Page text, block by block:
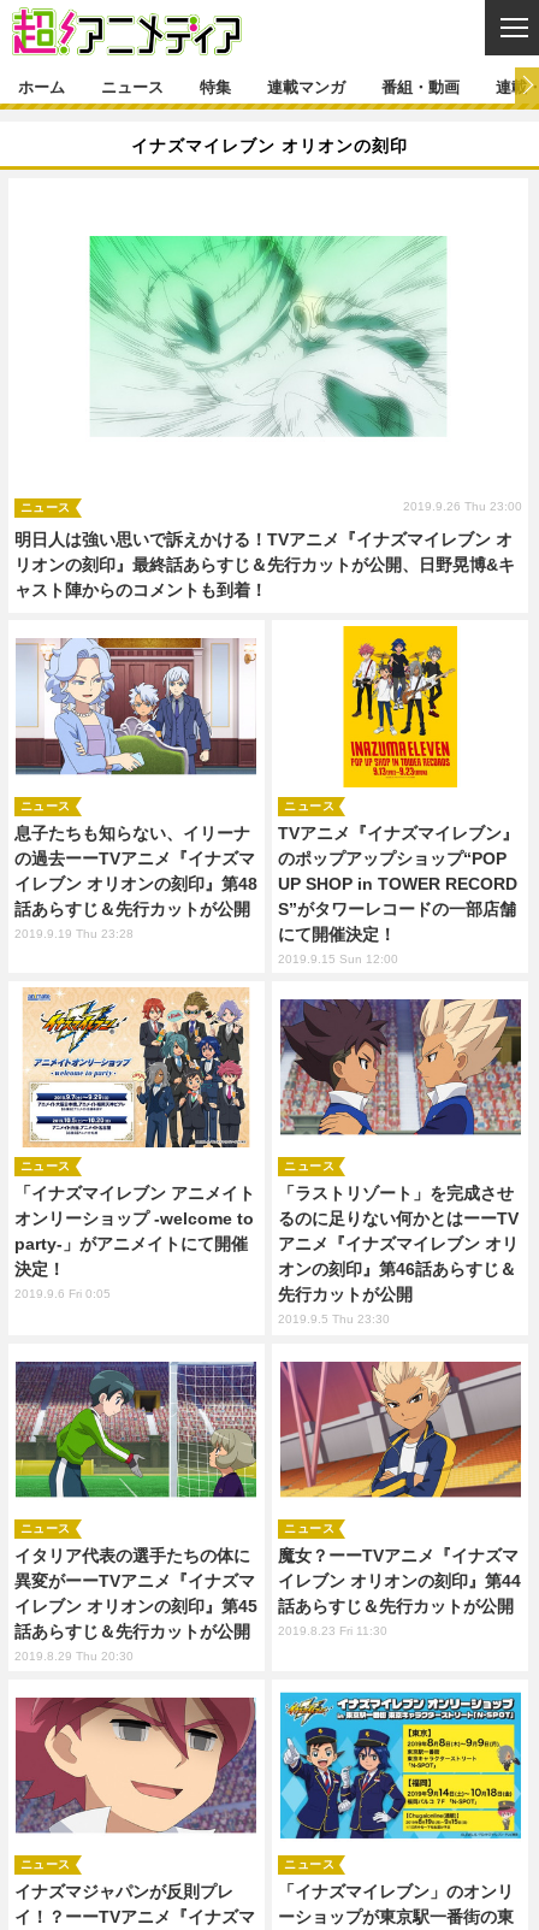
ゲーム・アプリ マンガ
映画 音楽
グッズ イベント
コスプレ
舞台 新帝スタ
特集一覧 カバー
インタビュー レポート
ラキりす
連載マンガ
連載マンガ一覧 連載一覧
番組・動画
番組・動画一覧 ラジオ
動画
連載・ブログ
連載・ブログ一覧 コラム
編集部ブログ・お知らせ
ホーム ニュース 特集 連載マンガ 番組・動画 連載
イナズマイレブン オリオンの刻印
明日人は強い思いで訴えかける！TVアニメ『イナズマイレブン オ
リオンの刻印』最終話あらすじ＆先行カットが公開、日野晃博&キ
ャスト陣からのコメントも到着！
ニュース 2019.9.26 Thu 23:00
息子たちも知らない、イリーナ
の過去ーーTVアニメ『イナズマ
イレブン オリオンの刻印』第48
話あらすじ＆先行カットが公開
ニュース
2019.9.19 Thu 23:28
TVアニメ『イナズマイレブン』
のポップアップショップ“POP
UP SHOP in TOWER RECORD
S”がタワーレコードの一部店舗
にて開催決定！
ニュース
2019.9.15 Sun 12:00
「イナズマイレブン アニメイト
オンリーショップ -welcome to
party-」がアニメイトにて開催
決定！
ニュース
2019.9.6 Fri 0:05
「ラストリゾート」を完成させ
るのに足りない何かとはーーTV
アニメ『イナズマイレブン オリ
オンの刻印』第46話あらすじ＆
先行カットが公開
ニュース
2019.9.5 Thu 23:30
イタリア代表の選手たちの体に
異変がーーTVアニメ『イナズマ
イレブン オリオンの刻印』第45
話あらすじ＆先行カットが公開
ニュース
2019.8.29 Thu 20:30
魔女？ーーTVアニメ『イナズマ
イレブン オリオンの刻印』第44
話あらすじ＆先行カットが公開
ニュース
2019.8.23 Fri 11:30
イナズマジャパンが反則プレ
イ！？ーーTVアニメ『イナズマ
ニュース
「イナズマイレブン」のオンリ
ーショップが東京駅一番街の東
ニュース